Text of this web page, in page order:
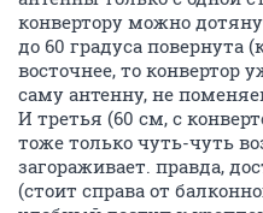
конвертору можно
до 60 градуса повернута
восточнее, то конвертор
саму антенну, не
И третья (60 см, с
тоже только чуть-чуть
загораживает. правда,
(стоит справа от